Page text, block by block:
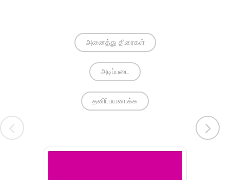
அனைத்து திரைகள்
அடிப்படை
தனிப்பயனாக்க